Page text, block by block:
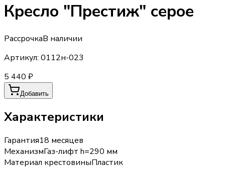
Кресло "Престиж" серое
РассрочкаВ наличии
Артикул: 0112н-023
5 440 ₽
Добавить
Характеристики
Гарантия18 месяцев
МеханизмГаз-лифт h=290 мм
Материал крестовиныПластик